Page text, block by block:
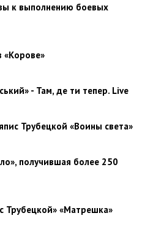
к выполнению боевых
«Корове»
- Там, де ти тепер. Live
Трубецкой «Воины света»
получившая более 250
Трубецкой» «Матрешка»